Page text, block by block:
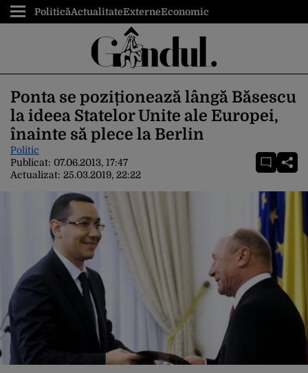
PoliticăActualitateExterneEconomic
Ponta se poziționează lângă Băsescu
la ideea Statelor Unite ale Europei,
înainte să plece la Berlin
Politic
Publicat: 07.06.2013, 17:47
Actualizat: 25.03.2019, 22:22